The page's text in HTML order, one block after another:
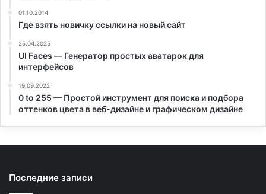
01.10.2014
Где взять новичку ссылки на новый сайт
25.04.2025
UI Faces — Генератор простых аватарок для
интерфейсов
19.09.2022
0 to 255 — Простой инструмент для поиска и подбора
оттенков цвета в веб-дизайне и графическом дизайне
Последние записи